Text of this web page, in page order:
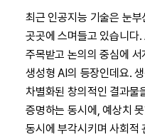
최근 인공지능 기술은 눈
곳곳에 스며들고 있습니다
주목받고 논의의 중심에
생성형 AI의 등장인데요.
차별화된 창의적인 결과물
증명하는 동시에, 예상치
동시에 부각시키며 사회적